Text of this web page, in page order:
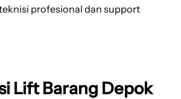
profesional dan support
Lift Barang Depok